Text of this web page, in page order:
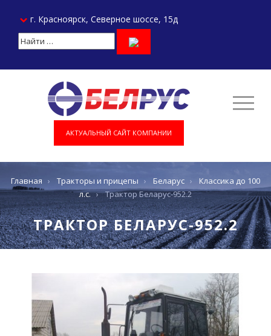
г. Красноярск, Северное шоссе, 15д
АКТУАЛЬНЫЙ САЙТ КОМПАНИИ
Главная › Тракторы и прицепы › Беларус ›
Классика до 100
л.с. › Трактор Беларус-952.2
ТРАКТОР БЕЛАРУС-952.2